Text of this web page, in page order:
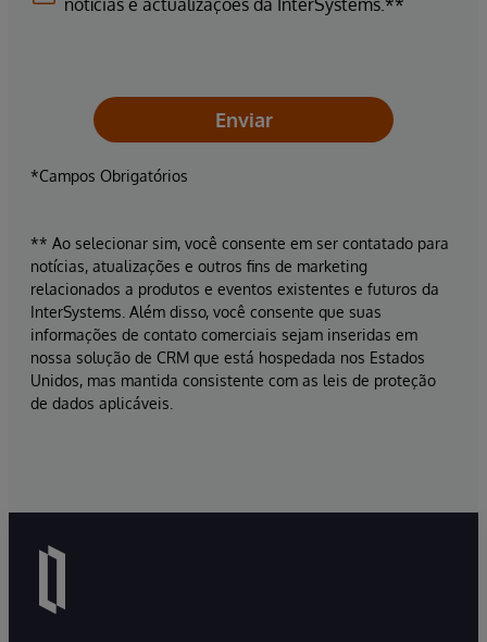
notícias e actualizações da InterSystems.**
Enviar
*Campos Obrigatórios
** Ao selecionar sim, você consente em ser contatado para
notícias, atualizações e outros fins de marketing
relacionados a produtos e eventos existentes e futuros da
InterSystems. Além disso, você consente que suas
informações de contato comerciais sejam inseridas em
nossa solução de CRM que está hospedada nos Estados
Unidos, mas mantida consistente com as leis de proteção
de dados aplicáveis.